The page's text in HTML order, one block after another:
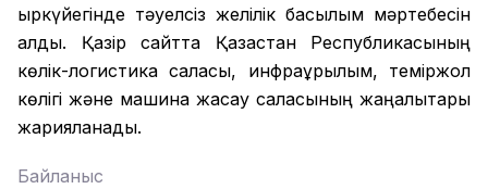
қыркүйегінде тәуелсіз желілік басылым мәртебесін
алды. Қазір сайтта Қазақстан Республикасының
көлік-логистика саласы, инфрақұрылым, теміржол
көлігі және машина жасау саласының жаңалықтары
жарияланады.
Байланыс